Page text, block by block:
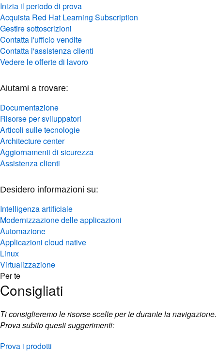
Inizia il periodo di prova
Acquista Red Hat Learning Subscription
Gestire sottoscrizioni
Contatta l'ufficio vendite
Contatta l'assistenza clienti
Vedere le offerte di lavoro
Aiutami a trovare:
Documentazione
Risorse per sviluppatori
Articoli sulle tecnologie
Architecture center
Aggiornamenti di sicurezza
Assistenza clienti
Desidero informazioni su:
Intelligenza artificiale
Modernizzazione delle applicazioni
Automazione
Applicazioni cloud native
Linux
Virtualizzazione
Per te
Consigliati
Ti consiglieremo le risorse scelte per te durante la navigazione.
Prova subito questi suggerimenti:
Prova i prodotti